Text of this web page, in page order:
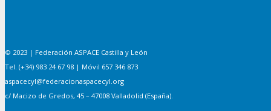
© 2023 | Federación ASPACE Castilla y León
Tel. (+34) 983 24 67 98 | Móvil 657 346 873
aspacecyl@federacionaspacecyl.org
c/ Macizo de Gredos, 45 – 47008 Valladolid (España).